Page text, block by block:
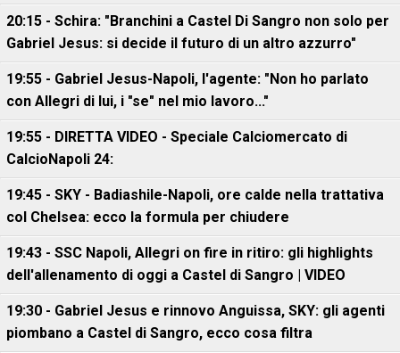
20:15 - Schira: "Branchini a Castel Di Sangro non solo per
Gabriel Jesus: si decide il futuro di un altro azzurro"
19:55 - Gabriel Jesus-Napoli, l'agente: "Non ho parlato
con Allegri di lui, i "se" nel mio lavoro..."
19:55 - DIRETTA VIDEO - Speciale Calciomercato di
CalcioNapoli 24:
19:45 - SKY - Badiashile-Napoli, ore calde nella trattativa
col Chelsea: ecco la formula per chiudere
19:43 - SSC Napoli, Allegri on fire in ritiro: gli highlights
dell'allenamento di oggi a Castel di Sangro | VIDEO
19:30 - Gabriel Jesus e rinnovo Anguissa, SKY: gli agenti
piombano a Castel di Sangro, ecco cosa filtra